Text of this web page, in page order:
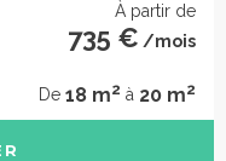
À partir de
735 € /mois
De 18 m2 à 20 m2